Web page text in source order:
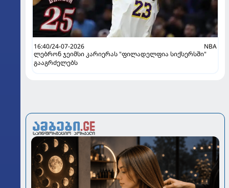
16:40/24-07-2026
NBA
ლებრონ ჯეიმსი კარიერას "ფილადელფია სიქსერსში"
გააგრძელებს